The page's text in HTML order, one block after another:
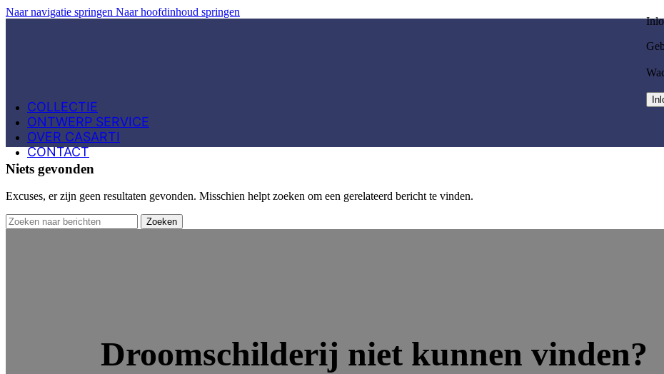
Naar navigatie springen Naar hoofdinhoud springen
COLLECTIE
ONTWERP SERVICE
OVER CASARTI
CONTACT
Niets gevonden
Excuses, er zijn geen resultaten gevonden. Misschien helpt zoeken om een gerelateerd bericht te vinden.
Zoeken
Droomschilderij niet kunnen vinden?